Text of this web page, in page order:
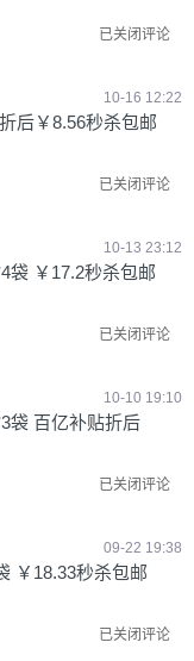
已关闭评论
10-16 12:22
后￥8.56秒杀包邮
已关闭评论
10-13 23:12
袋 ￥17.2秒杀包邮
已关闭评论
10-10 19:10
袋 百亿补贴折后
已关闭评论
09-22 19:38
￥18.33秒杀包邮
已关闭评论